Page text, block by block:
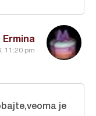
Ermina
11:20 pm
je